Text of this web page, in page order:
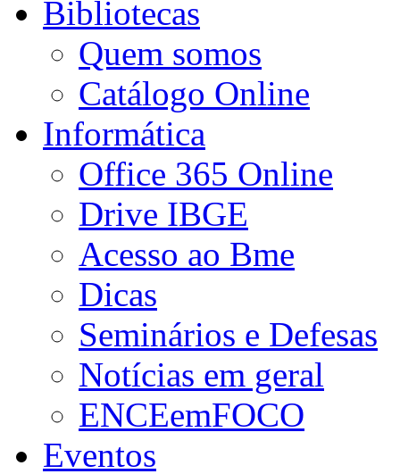
Bibliotecas
Quem somos
Catálogo Online
Informática
Office 365 Online
Drive IBGE
Acesso ao Bme
Dicas
Seminários e Defesas
Notícias em geral
ENCEemFOCO
Eventos